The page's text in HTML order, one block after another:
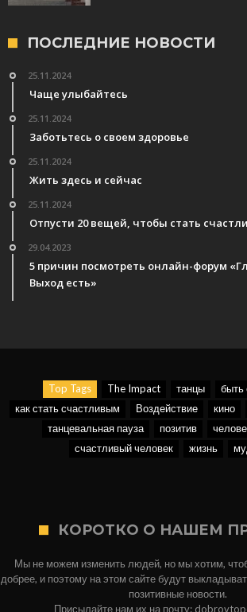
ПОСЛЕДНИЕ НОВОСТИ
25.11.2024
Чаще улыбайтесь
25.11.2024
Заботьтесь о своем здоровье
25.11.2024
Жить здесь и сейчас
25.11.2024
Отпусти 20 вещей, чтобы стать
29.04.2023
5 причин посмотреть онлайн-форум
Выход есть»
Top Tags The Impact танцы
быть
как стать счастливым
Воздействие кино
танцевальная пауза
позитив
счастливый человек
жизнь
КОРОТКО О НАШЕМ
Мы не можем изменить людей, но мы хотим,
добрее, и поэтому на этом сайте будут
позитивные новости.
Присылайте нам их на почту: